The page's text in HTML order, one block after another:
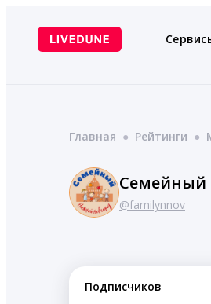
содержимому
Главная ● Рейтинги ●
Семейный
@familynnov
Подписчиков